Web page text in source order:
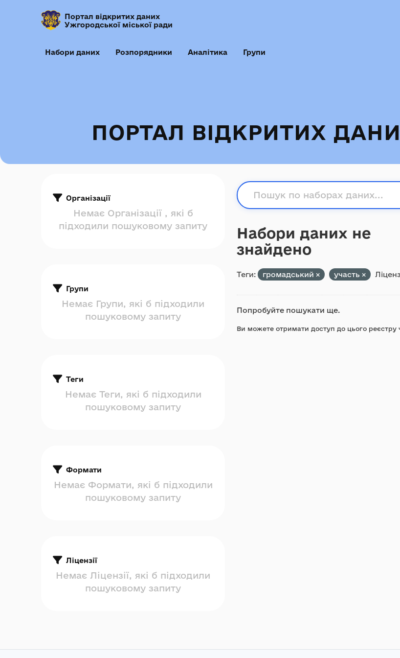
Портал відкритих даних
Ужгородської міської ради
Набори даних Розпорядники Аналітика Групи
ПОРТАЛ ВІДКРИТИХ
Організації
Немає Організації , які б
підходили пошуковому запиту
Групи
Немає Групи, які б підходили
пошуковому запиту
Теги
Немає Теги, які б підходили
пошуковому запиту
Формати
Немає Формати, які б підходили
пошуковому запиту
Ліцензії
Немає Ліцензії, які б підходили
пошуковому запиту
Набори даних не
знайдено
Теги: громадський участь
Попробуйте пошукати ще.
Ви можете отримати доступ до цього реєстру